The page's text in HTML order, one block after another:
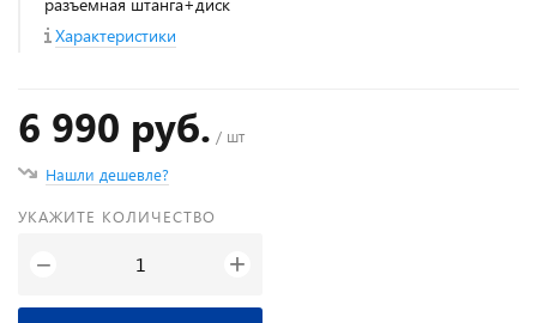
Характеристики
6 990 руб. / шт
Нашли дешевле?
УКАЖИТЕ КОЛИЧЕСТВО
− +